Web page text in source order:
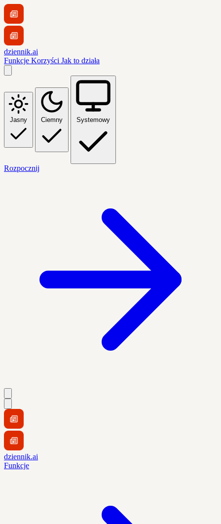
dziennik.ai
Funkcje Korzyści Jak to działa
Jasny Ciemny Systemowy
Rozpocznij
dziennik.ai
Funkcje